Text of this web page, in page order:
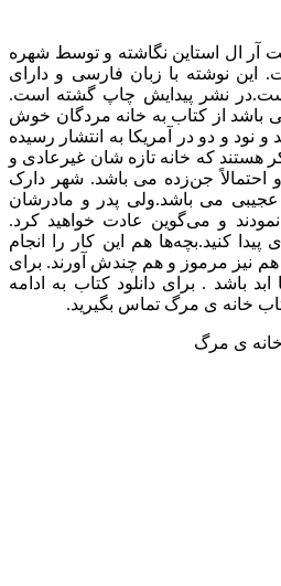
ال استاین نگاشته و توسط شهره
نوشته با زبان فارسی و دارای
نشر پیدایش چاپ گشته است.
باشد از کتاب به خانه مردگان خوش
نود و دو در آمریکا به انتشار رسیده
هستند که خانه تازه شان غیرعادی و
جن‌زده می باشد. شهر دارک
می باشد.ولی پدر و مادرشان
و می‌گوین عادت خواهید کرد.
کنید.بچه‌ها هم این کار را انجام
هم نیز مرموز و هم چندش‌ آورند. برای
باشد . برای دانلود کتاب به ادامه
خانه ی مرگ تماس بگیرید.